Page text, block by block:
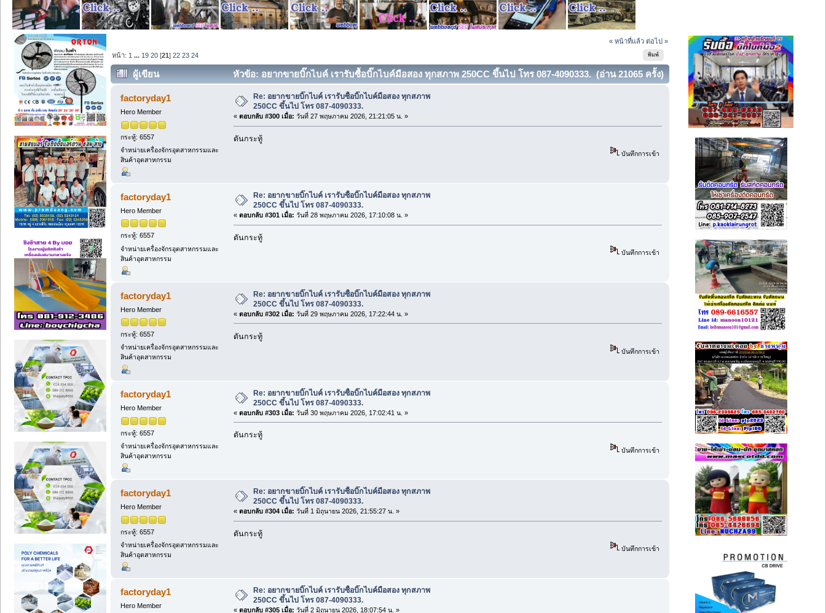
« หน้าที่แล้ว ต่อไป »
พิมพ์
หน้า: 1 ... 19 20 [21]22 23 24
ผู้เขียน หัวข้อ: อยากขายบิ๊กไบค์ เรารับซื้อบิ๊กไบค์มือสอง ทุกสภาพ 250CC ขึ้นไป โทร 087-4090333. (อ่าน 21065 ครั้ง)
factoryday1
Hero Member
กระทู้: 6557
จำหน่ายเครื่องจักรอุตสาหกรรมและ
สินค้าอุตสาหกรรม
Re: อยากขายบิ๊กไบค์ เรารับซื้อบิ๊กไบค์มือสอง ทุกสภาพ
250CC ขึ้นไป โทร 087-4090333.
« ตอบกลับ #300 เมื่อ: วันที่ 27 พฤษภาคม 2026, 21:21:05 น. »
ดันกระทู้
บันทึกการเข้า
factoryday1
Hero Member
กระทู้: 6557
จำหน่ายเครื่องจักรอุตสาหกรรมและ
สินค้าอุตสาหกรรม
Re: อยากขายบิ๊กไบค์ เรารับซื้อบิ๊กไบค์มือสอง ทุกสภาพ
250CC ขึ้นไป โทร 087-4090333.
« ตอบกลับ #301 เมื่อ: วันที่ 28 พฤษภาคม 2026, 17:10:08 น. »
ดันกระทู้
บันทึกการเข้า
factoryday1
Hero Member
กระทู้: 6557
จำหน่ายเครื่องจักรอุตสาหกรรมและ
สินค้าอุตสาหกรรม
Re: อยากขายบิ๊กไบค์ เรารับซื้อบิ๊กไบค์มือสอง ทุกสภาพ
250CC ขึ้นไป โทร 087-4090333.
« ตอบกลับ #302 เมื่อ: วันที่ 29 พฤษภาคม 2026, 17:22:44 น. »
ดันกระทู้
บันทึกการเข้า
factoryday1
Hero Member
กระทู้: 6557
จำหน่ายเครื่องจักรอุตสาหกรรมและ
สินค้าอุตสาหกรรม
Re: อยากขายบิ๊กไบค์ เรารับซื้อบิ๊กไบค์มือสอง ทุกสภาพ
250CC ขึ้นไป โทร 087-4090333.
« ตอบกลับ #303 เมื่อ: วันที่ 30 พฤษภาคม 2026, 17:02:41 น. »
ดันกระทู้
บันทึกการเข้า
factoryday1
Hero Member
กระทู้: 6557
จำหน่ายเครื่องจักรอุตสาหกรรมและ
สินค้าอุตสาหกรรม
Re: อยากขายบิ๊กไบค์ เรารับซื้อบิ๊กไบค์มือสอง ทุกสภาพ
250CC ขึ้นไป โทร 087-4090333.
« ตอบกลับ #304 เมื่อ: วันที่ 1 มิถุนายน 2026, 21:55:27 น. »
ดันกระทู้
บันทึกการเข้า
factoryday1
Hero Member
Re: อยากขายบิ๊กไบค์ เรารับซื้อบิ๊กไบค์มือสอง ทุกสภาพ
250CC ขึ้นไป โทร 087-4090333.
« ตอบกลับ #305 เมื่อ: วันที่ 2 มิถุนายน 2026, 18:07:54 น. »